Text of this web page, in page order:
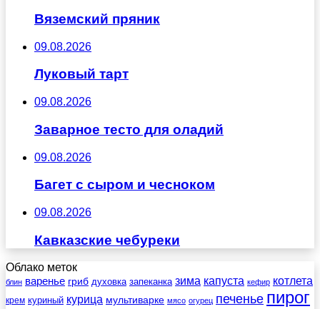
Вяземский пряник
09.08.2026
Луковый тарт
09.08.2026
Заварное тесто для оладий
09.08.2026
Багет с сыром и чесноком
09.08.2026
Кавказские чебуреки
Облако меток
блин варенье гриб духовка запеканка зима капуста кефир котлета
крем куриный курица мультиварке мясо огурец печенье пирог